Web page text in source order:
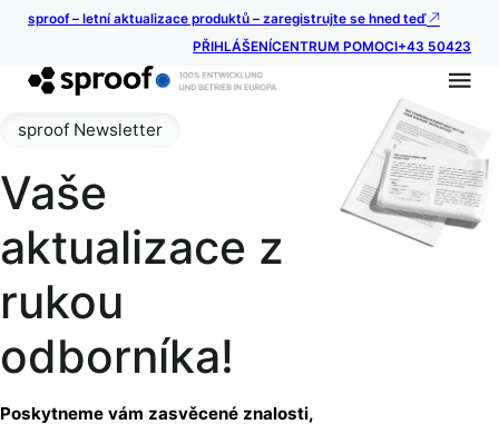
sproof – letní aktualizace produktů – zaregistrujte se hned teď
PŘIHLÁŠENÍCENTRUM POMOCI+43 50423
Vaše
aktualizace z
rukou
odborníka!
Poskytneme vám zasvěcené znalosti,
sproof Newsletter